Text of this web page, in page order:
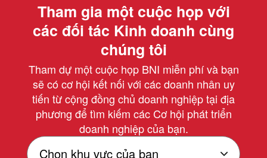
Tham gia một cuộc họp với
các đối tác Kinh doanh cùng
chúng tôi
Tham dự một cuộc họp BNI miễn phí và bạn
sẽ có cơ hội kết nối với các doanh nhân uy
tiến từ cộng đồng chủ doanh nghiệp tại địa
phương để tìm kiếm các Cơ hội phát triển
doanh nghiệp của bạn.